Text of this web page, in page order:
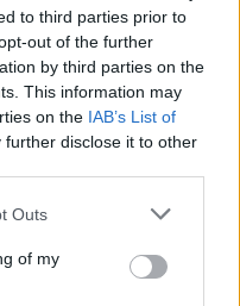
to third parties prior to
out of the further
by third parties on the
This information may
on the IAB’s List of
further disclose it to other
Outs
of my